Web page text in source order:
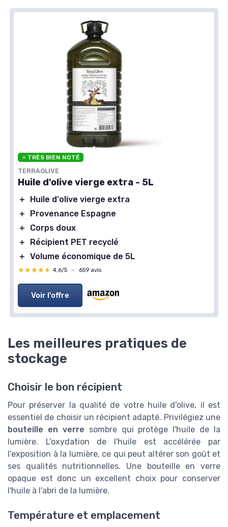
⭐ TRÈS BIEN NOTÉ
TERRAOLIVE
Huile d'olive vierge extra - 5L
＋
Huile d'olive vierge extra
＋
Provenance Espagne
＋
Corps doux
＋
Récipient PET recyclé
＋ Volume économique de 5L
★★★★★
★★★★★ 4,6/5 — 659 avis
Voir l'offre
Les meilleures pratiques de
stockage
Choisir le bon récipient
Pour préserver la qualité de votre huile d'olive, il est
essentiel de choisir un récipient adapté. Privilégiez une
bouteille en verre sombre qui protège l'huile de la
lumière. L'oxydation de l'huile est accélérée par
l'exposition à la lumière, ce qui peut altérer son goût et
ses qualités nutritionnelles. Une bouteille en verre
opaque est donc un excellent choix pour conserver
l'huile à l'abri de la lumière.
Température et emplacement